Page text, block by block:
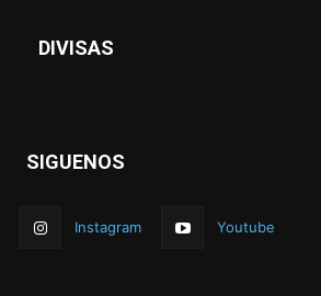
DIVISAS
SIGUENOS
Instagram Youtube